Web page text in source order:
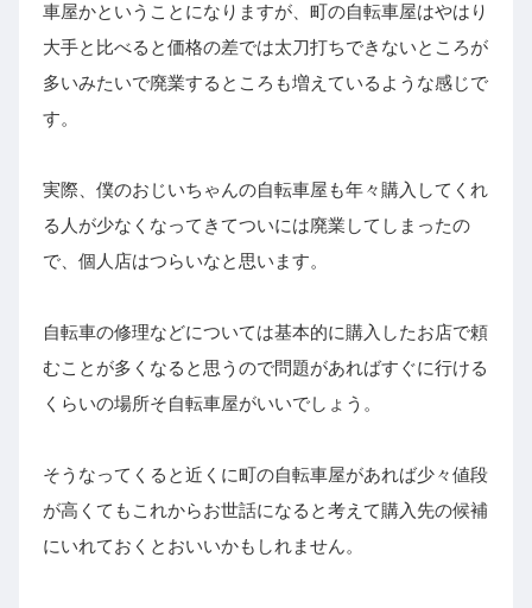
車屋かということになりますが、町の自転車屋はやはり
大手と比べると価格の差では太刀打ちできないところが
多いみたいで廃業するところも増えているような感じで
す。
実際、僕のおじいちゃんの自転車屋も年々購入してくれ
る人が少なくなってきてついには廃業してしまったの
で、個人店はつらいなと思います。
自転車の修理などについては基本的に購入したお店で頼
むことが多くなると思うので問題があればすぐに行ける
くらいの場所そ自転車屋がいいでしょう。
そうなってくると近くに町の自転車屋があれば少々値段
が高くてもこれからお世話になると考えて購入先の候補
にいれておくとおいいかもしれません。